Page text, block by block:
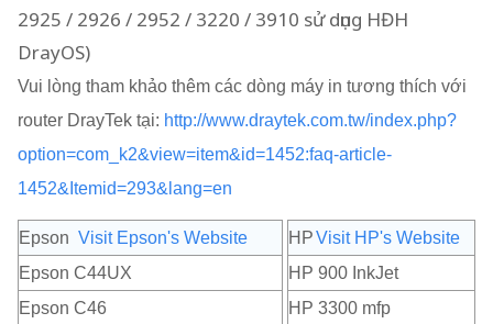
2925 / 2926 / 2952 / 3220 / 3910 sử dụng HĐH
DrayOS)
Vui lòng tham khảo thêm các dòng máy in tương thích với
router DrayTek tại: http://www.draytek.com.tw/index.php?
option=com_k2&view=item&id=1452:faq-article-
1452&Itemid=293&lang=en
Epson Visit Epson's Website
Epson C44UX
Epson C46
HPVisit HP's Website
HP 900 InkJet
HP 3300 mfp